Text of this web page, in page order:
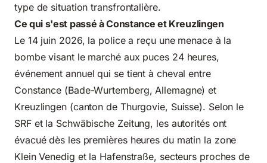
type de situation transfrontalière.
Ce qui s'est passé à Constance et Kreuzlingen
Le 14 juin 2026, la police a reçu une menace à la
bombe visant le marché aux puces 24 heures,
événement annuel qui se tient à cheval entre
Constance (Bade-Wurtemberg, Allemagne) et
Kreuzlingen (canton de Thurgovie, Suisse). Selon le
SRF et la Schwäbische Zeitung, les autorités ont
évacué dès les premières heures du matin la zone
Klein Venedig et la Hafenstraße, secteurs proches de